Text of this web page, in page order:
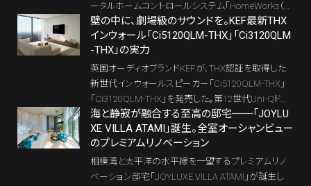
ータルホームコントロールシステム「HomeWorks（ホ
ームワークス）」を国内ローンチ。11月7日に東京・青
山にてレセプションが催された。
壁の中に、劇場級のサウンドを。KEF最新THX
インウォール「Ci5120QLM-THX」「Ci3120QLM
-THX」の実力
英国オーディオブランドKEFが、THX認証を取得した
新世代インウォールスピーカー「Ci5120QLM-THX」
「Ci3120QLM-THX」を発売した。第12世代Uni-Qドラ
イバーとMAT（メタマテリアル吸収技術）を搭載し、埋
込型ながらトールボーイに迫る高音質を実現。海外
で一般化するホームシアターの“インウォール化”を日
本でも加速させる注目モデルだ。
海と静寂が融合する至高の邸宅──「JOYLU
XE VILLA ATAMI」誕生。全室オーシャンビュー
のプレミアムリノベーション
相模湾と太平洋の水平線を一望するプレミアムリノ
ベーション邸宅「JOYLUXE VILLA ATAMI」が誕生し